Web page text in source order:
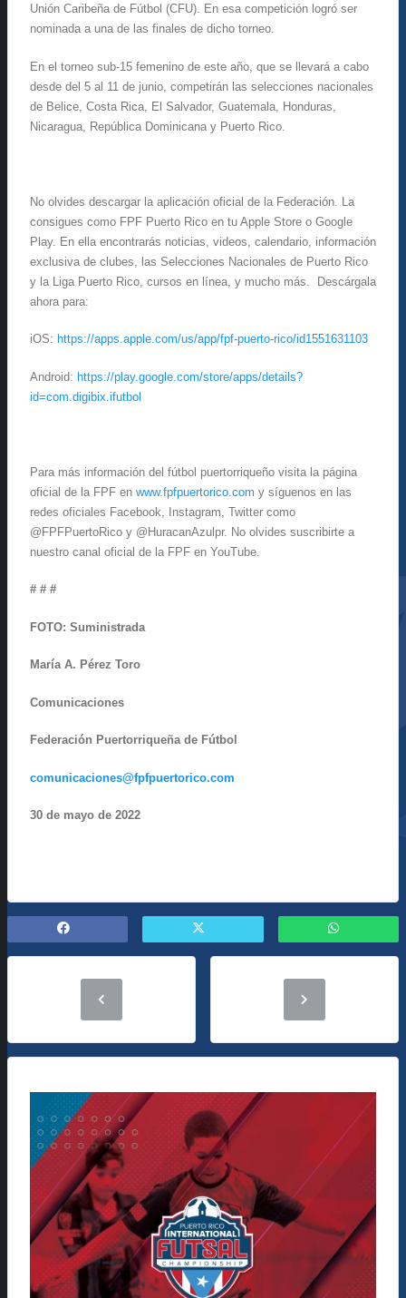
Unión Caribeña de Fútbol (CFU). En esa competición logró ser
nominada a una de las finales de dicho torneo.
En el torneo sub-15 femenino de este año, que se llevará a cabo
desde del 5 al 11 de junio, competirán las selecciones nacionales
de Belice, Costa Rica, El Salvador, Guatemala, Honduras,
Nicaragua, República Dominicana y Puerto Rico.
No olvides descargar la aplicación oficial de la Federación. La
consigues como FPF Puerto Rico en tu Apple Store o Google
Play. En ella encontrarás noticias, videos, calendario, información
exclusiva de clubes, las Selecciones Nacionales de Puerto Rico
y la Liga Puerto Rico, cursos en línea, y mucho más. Descárgala
ahora para:
iOS: https://apps.apple.com/us/app/fpf-puerto-rico/id1551631103
Android: https://play.google.com/store/apps/details?
id=com.digibix.ifutbol
Para más información del fútbol puertorriqueño visita la página
oficial de la FPF en www.fpfpuertorico.com y síguenos en las
redes oficiales Facebook, Instagram, Twitter como
@FPFPuertoRico y @HuracanAzulpr. No olvides suscribirte a
nuestro canal oficial de la FPF en YouTube.
# # #
FOTO: Suministrada
María A. Pérez Toro
Comunicaciones
Federación Puertorriqueña de Fútbol
comunicaciones@fpfpuertorico.com
30 de mayo de 2022